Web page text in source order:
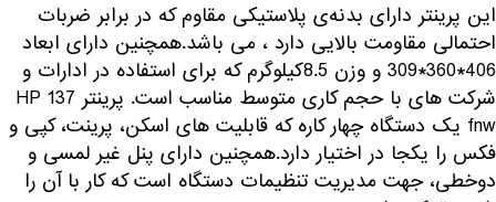
این پرینتر دارای بدنه‌ی پلاستیکی مقاوم که در برابر ضربات
احتمالی مقاومت بالایی دارد ، می باشد.همچنین دارای ابعاد
406*360*309 و وزن 8.5کیلوگرم که برای استفاده در ادارات و
شرکت های با حجم کاری متوسط مناسب است. پرینتر HP 137
fnw یک دستگاه چهار کاره که قابلیت های اسکن، پرینت، کپی و
فکس را یکجا در اختیار دارد.همچنین دارای پنل غیر لمسی و
دوخطی، جهت مدیریت تنظیمات دستگاه است که کار با آن را